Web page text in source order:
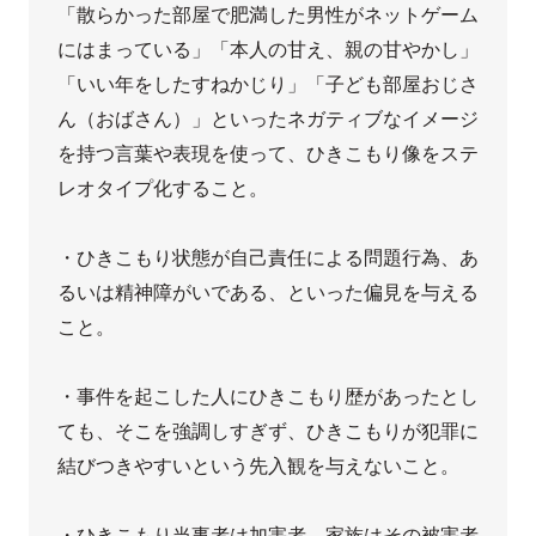
「散らかった部屋で肥満した男性がネットゲーム
にはまっている」「本人の甘え、親の甘やかし」
「いい年をしたすねかじり」「子ども部屋おじさ
ん（おばさん）」といったネガティブなイメージ
を持つ言葉や表現を使って、ひきこもり像をステ
レオタイプ化すること。
・ひきこもり状態が自己責任による問題行為、あ
るいは精神障がいである、といった偏見を与える
こと。
・事件を起こした人にひきこもり歴があったとし
ても、そこを強調しすぎず、ひきこもりが犯罪に
結びつきやすいという先入観を与えないこと。